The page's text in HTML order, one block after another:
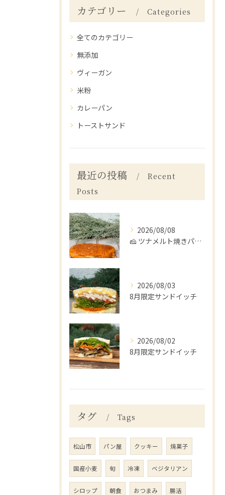
カテゴリー Categories
全てのカテゴリー
無添加
ヴィーガン
米粉
カレーパン
トーストサンド
最近の投稿
Recent
Posts
2026/08/08
🧀 ツナメルト焼きパニーニ 🍅
2026/08/03
8月限定サンドイッチ
2026/08/02
8月限定サンドイッチ
タグ Tags
松山市 パン屋 クッキー 焼菓子
国産小麦 旬 冷凍 ベジタリアン
シロップ 朝食 おつまみ 腸活